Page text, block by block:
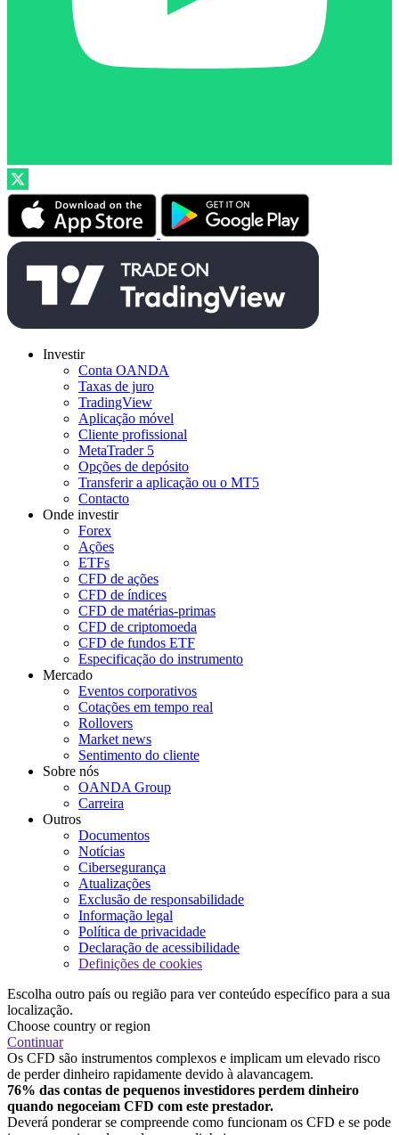
Investir
Conta OANDA
Taxas de juro
TradingView
Aplicação móvel
Cliente profissional
MetaTrader 5
Opções de depósito
Transferir a aplicação ou o MT5
Contacto
Onde investir
Forex
Ações
ETFs
CFD de ações
CFD de índices
CFD de matérias-primas
CFD de criptomoeda
CFD de fundos ETF
Especificação do instrumento
Mercado
Eventos corporativos
Cotações em tempo real
Rollovers
Market news
Sentimento do cliente
Sobre nós
OANDA Group
Carreira
Outros
Documentos
Notícias
Cibersegurança
Atualizações
Exclusão de responsabilidade
Informação legal
Política de privacidade
Declaração de acessibilidade
Definições de cookies
Escolha outro país ou região para ver conteúdo específico para a sua
localização.
Choose country or region
Continuar
Os CFD são instrumentos complexos e implicam um elevado risco
de perder dinheiro rapidamente devido à alavancagem.
76% das contas de pequenos investidores perdem dinheiro
quando negoceiam CFD com este prestador.
Deverá ponderar se compreende como funcionam os CFD e se pode